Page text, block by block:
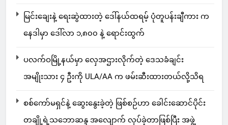
မြင်းချေးနဲ့ ရေးဆွဲထားတဲ့ ဒေါ်နယ်ထရမ့် ပုံတူပန်းချီကား က
နေဒါမှာ ဒေါ်လာ ၁,၈၀၀ နဲ့ ရောင်းထွက်
ပလက်ဝမြို့နယ်မှာ လှေအဌားလိုက်တဲ့ ဒေသခံချင်း
အမျိုးသား ၄ ဦးကို ULA/AA က ဖမ်းဆီးထားတယ်လို့သိရ
စစ်ကော်မရှင်နဲ့ ဆွေးနွေးခဲ့တဲ့ ဖြစ်စဉ်ဟာ ခေါင်းဆောင်ပိုင်း
တချို့ရဲ့သဘောဆန္ဒ အလျောက် လုပ်ခဲ့တာဖြစ်ပြီး အဖွဲ့